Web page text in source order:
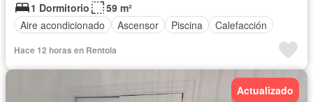
1 Dormitorio
59 m²
Aire acondicionado
Ascensor Piscina Calefacción
Hace 12 horas en Rentola
Actualizado